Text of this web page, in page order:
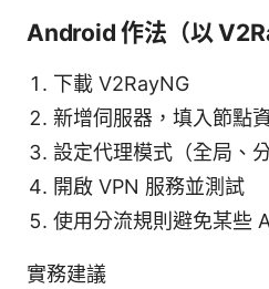
Android 作法（以
下載 V2RayNG
新增伺服器，填入節點
設定代理模式（全局、分
開啟 VPN 服務並測試
使用分流規則避免某些
實務建議